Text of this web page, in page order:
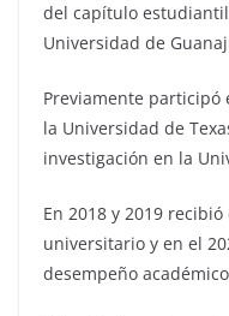
del capítulo estudiantil
Universidad de
Previamente participó
la Universidad de
investigación en la
En 2018 y 2019
universitario y en el
desempeño